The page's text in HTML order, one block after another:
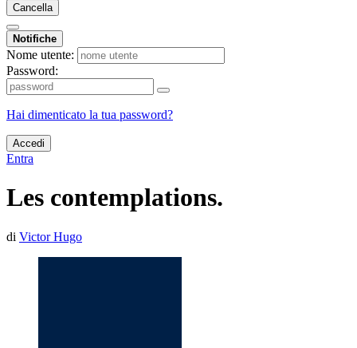
Cancella
Notifiche
Nome utente:
Password:
Hai dimenticato la tua password?
Accedi
Entra
Les contemplations.
di Victor Hugo